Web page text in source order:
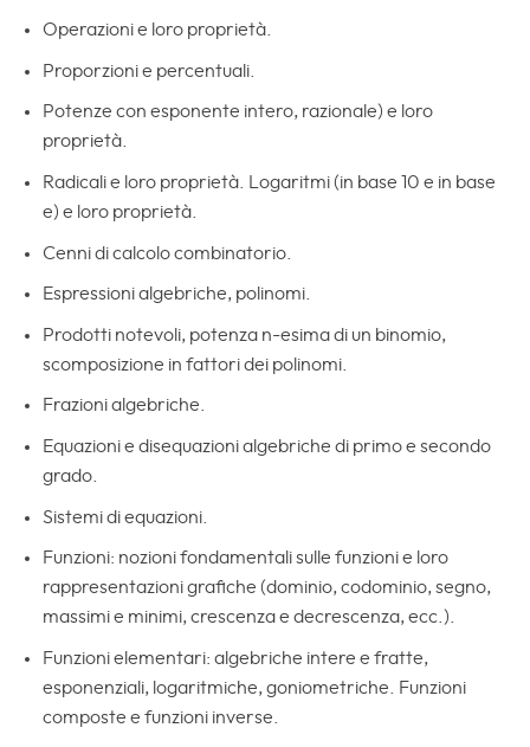
Operazioni e loro proprietà.
Proporzioni e percentuali.
Potenze con esponente intero, razionale) e loro
proprietà.
Radicali e loro proprietà. Logaritmi (in base 10 e in base
e) e loro proprietà.
Cenni di calcolo combinatorio.
Espressioni algebriche, polinomi.
Prodotti notevoli, potenza n-esima di un binomio,
scomposizione in fattori dei polinomi.
Frazioni algebriche.
Equazioni e disequazioni algebriche di primo e secondo
grado.
Sistemi di equazioni.
Funzioni: nozioni fondamentali sulle funzioni e loro
rappresentazioni grafiche (dominio, codominio, segno,
massimi e minimi, crescenza e decrescenza, ecc.).
Funzioni elementari: algebriche intere e fratte,
esponenziali, logaritmiche, goniometriche. Funzioni
composte e funzioni inverse.